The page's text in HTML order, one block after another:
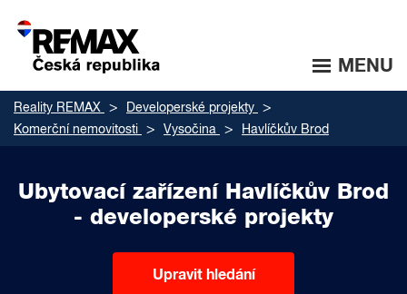
MENU
Reality REMAX
Developerské projekty
Komerční nemovitosti
Vysočina Havlíčkův Brod
Ubytovací zařízení Havlíčkův Brod
- developerské projekty
Upravit hledání